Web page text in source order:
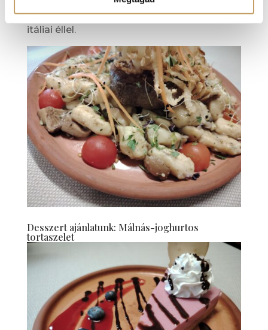
köretként, s mindezt megszórjuk finom
hagyma ropogóssal. Egy kis pilisi hangulat,
itáliai éllel.
Desszert ajánlatunk: Málnás-joghurtos
tortaszelet